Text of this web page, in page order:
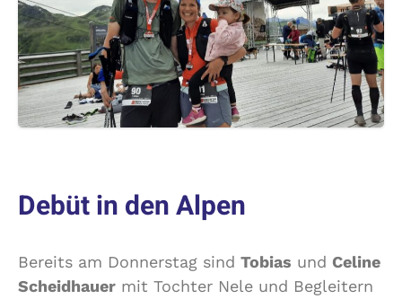
Debüt in den Alpen
Bereits am Donnerstag sind Tobias und Celine
Scheidhauer mit Tochter Nele und Begleitern